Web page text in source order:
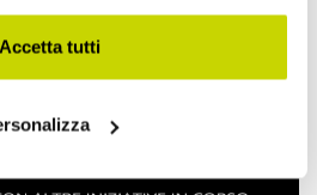
Accetta tutti